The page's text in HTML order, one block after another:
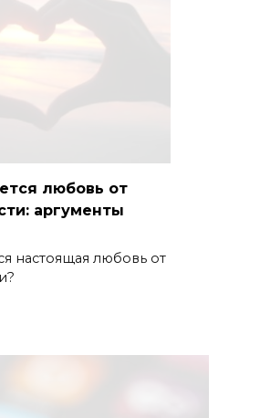
любовь от
аргументы
настоящая любовь от